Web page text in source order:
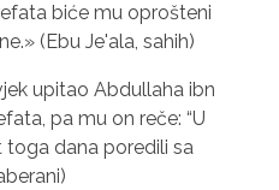
biće mu oprošteni
(Ebu Je'ala, sahih)
upitao Abdullaha ibn
pa mu on reče: “U
toga dana poredili sa